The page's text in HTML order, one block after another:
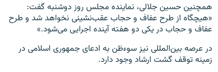
همچنین حسین جلالی، نماینده مجلس روز دوشنبه گفت:
«هیچگاه از طرح عفاف و حجاب عقب‌نشینی نخواهد شد و طرح
عفاف و حجاب در یکی دو هفته آینده اجرایی می‌شود.»
در عرصه بین‌المللی نیز سوءظن به ادعای جمهوری اسلامی در
زمینه توقف گشت ارشاد وجود دارد.